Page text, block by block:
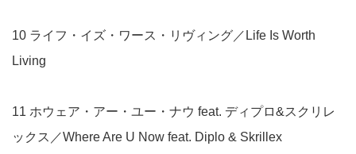
10 ライフ・イズ・ワース・リヴィング／Life Is Worth
Living
11 ホウェア・アー・ユー・ナウ feat. ディプロ&スクリレ
ックス／Where Are U Now feat. Diplo & Skrillex